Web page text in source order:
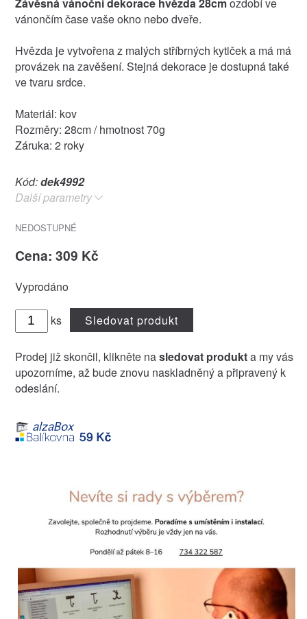
Závěsná vánoční dekorace hvězda 28cmozdobí ve
vánončím čase vaše okno nebo dveře.
Hvězda je vytvořena z malých stříbrných kytiček a má má
provázek na zavěšení. Stejná dekorace je dostupná také
ve tvaru srdce.
Materiál: kov
Rozměry: 28cm / hmotnost 70g
Záruka: 2 roky
Kód:dek4992
Další parametry
NEDOSTUPNÉ
Cena: 309 Kč
Vyprodáno
ks Sledovat produkt
Prodej již skončil, klikněte nasledovat produkta my vás
upozorníme, až bude znovu naskladněný a připravený k
odeslání.